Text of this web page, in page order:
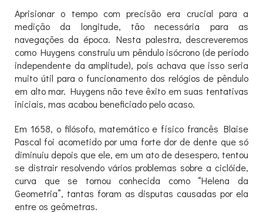
Aprisionar o tempo com precisão era crucial para a
medição da longitude, tão necessária para as
navegações da época. Nesta palestra, descreveremos
como Huygens construiu um pêndulo isócrono (de período
independente da amplitude), pois achava que isso seria
muito útil para o funcionamento dos relógios de pêndulo
em alto mar. Huygens não teve êxito em suas tentativas
iniciais, mas acabou beneficiado pelo acaso.
Em 1658, o filósofo, matemático e físico francês Blaise
Pascal foi acometido por uma forte dor de dente que só
diminuiu depois que ele, em um ato de desespero, tentou
se distrair resolvendo vários problemas sobre a ciclóide,
curva que se tornou conhecida como “Helena da
Geometria”, tantas foram as disputas causadas por ela
entre os geômetras.